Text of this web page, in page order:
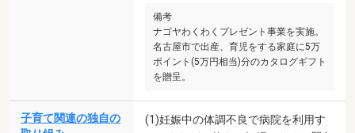
備考
ナゴヤわくわくプレゼント事業を実施。
名古屋市で出産、育児をする家庭に5万
ポイント(5万円相当)分のカタログギフト
を贈呈。
子育て関連の独自の
(1)妊娠中の体調不良で病院を利用す